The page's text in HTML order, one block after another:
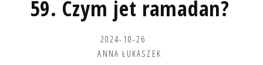
59. Czym jet ramadan?
2024-10-26
ANNA ŁUKASZEK